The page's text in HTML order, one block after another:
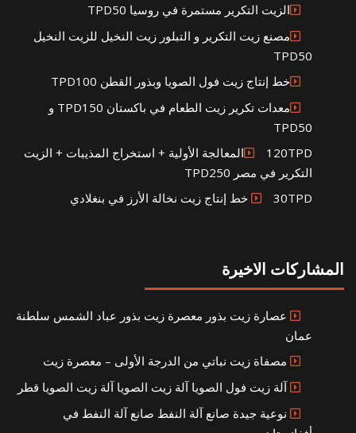
الزيت التكرير مستمرة في روسيا TPD50
مصنع زيت التكرير و التبلور زيت النخيل للزيت النخيل
TPD50
خط إنتاج زيت فول الصويا وبذور القطن TPD100
معدات تكرير زيت الطعام في باكستان TPD150 و
TPD50
120TPDالمعالجة الأولية + استخراج المذيبات + الزيت
التكرير في مصر TPD250
30TPD خط إنتاج زيت نخالة الأرز في بنغلادي
المشاركات الاخيرة
عصارة زيت بذور معصرة زيت بذور عباد الشمس سلطنة
عمان
مصفاة زيت نباتي من الدرجة الأولى – معصرة زيت
آلة زيت فول الصويا آلة زيت الصويا آلة زيت الصويا قطر
نوعية جيدة صانع آلة النفط صانع آلة النفط في